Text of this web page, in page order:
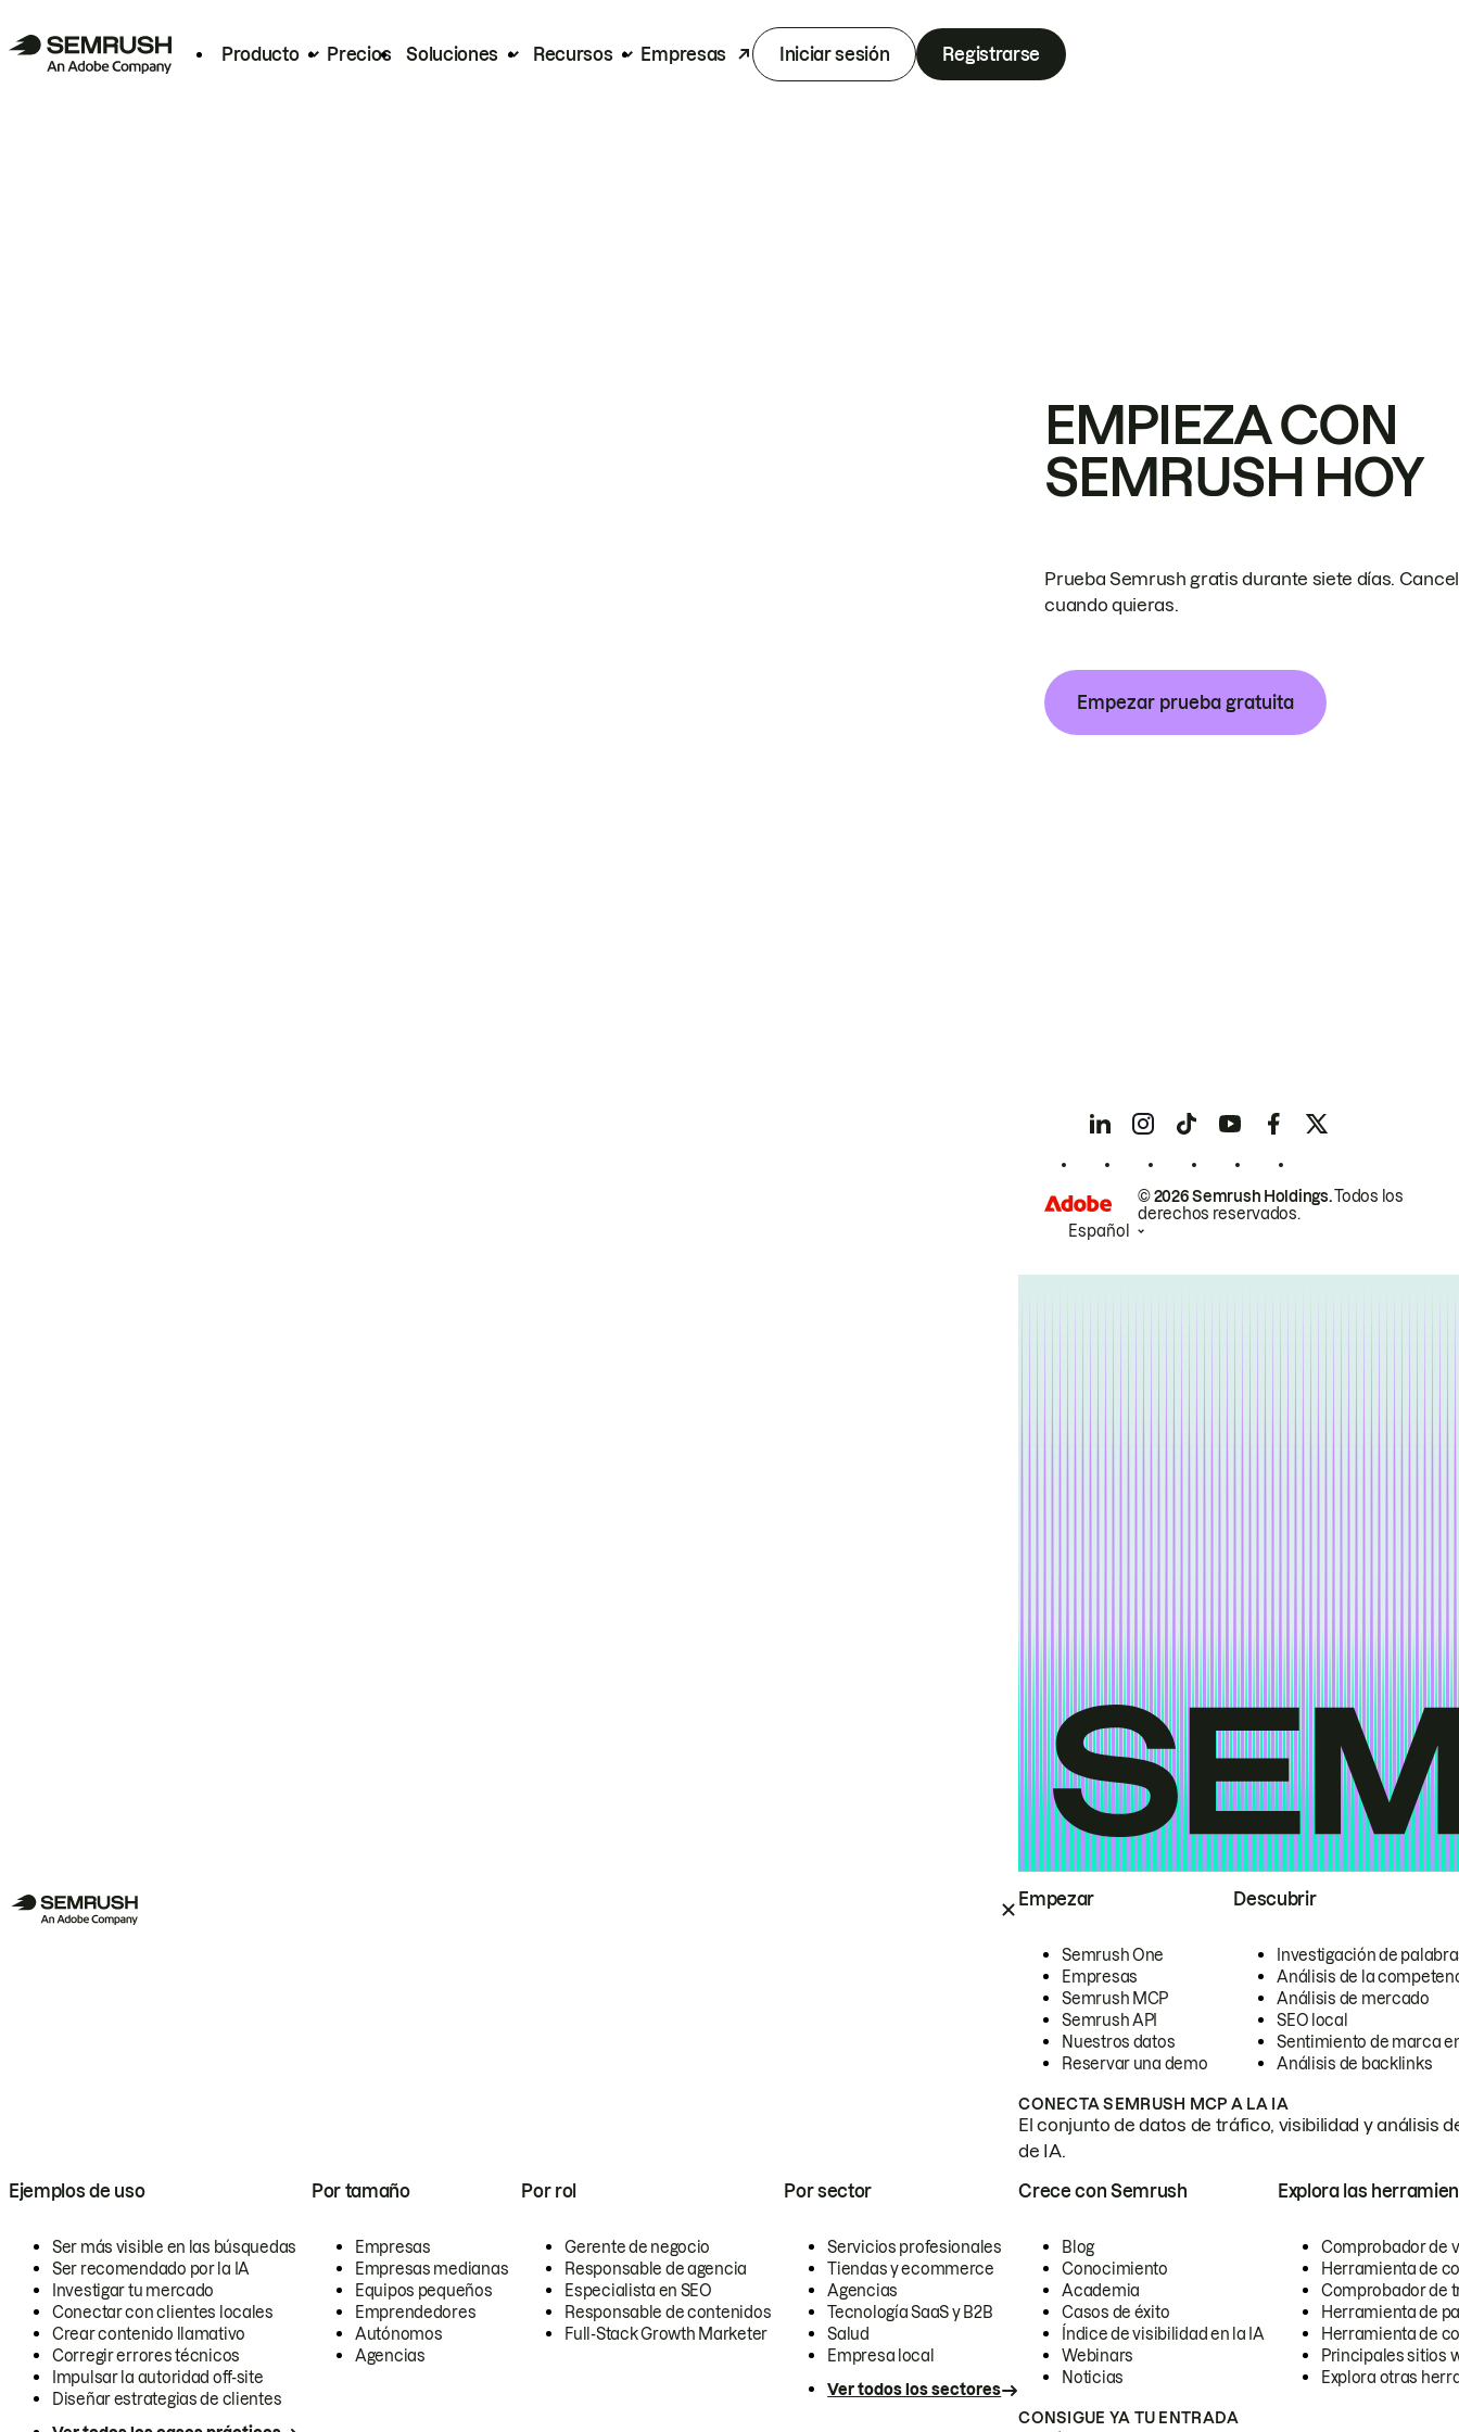
Producto Precios Soluciones Recursos Empresas Iniciar sesión Registrarse
Empezar
Semrush One
Empresas
Semrush MCP
Semrush API
Nuestros datos
Reservar una demo
Descubrir
Investigación de
Análisis de la
Análisis de mercado
SEO local
Sentimiento de marca
Análisis de backlinks
CONECTA SEMRUSH MCP A LA IA
El conjunto de datos de tráfico, visibilidad y análisis
de IA.
Ejemplos de uso
Ser más visible en las búsquedas
Ser recomendado por la IA
Investigar tu mercado
Conectar con clientes locales
Crear contenido llamativo
Corregir errores técnicos
Impulsar la autoridad off-site
Diseñar estrategias de clientes
Por tamaño
Empresas
Empresas medianas
Equipos pequeños
Emprendedores
Autónomos
Agencias
Por rol
Gerente de negocio
Responsable de agencia
Especialista en SEO
Responsable de contenidos
Full-Stack Growth Marketer
Por sector
Servicios profesionales
Tiendas y ecommerce
Agencias
Tecnología SaaS y B2B
Salud
Empresa local
Ver todos los sectores
Crece con Semrush
Blog
Conocimiento
Academia
Casos de éxito
Índice de visibilidad en la IA
Webinars
Noticias
Explora las
Comprobador de
Herramienta de
Comprobador de
Herramienta de
Herramienta de
Principales sitios
Explora otras
CONSIGUE YA TU ENTRADA
EMPIEZA CON
SEMRUSH HOY
Prueba Semrush gratis durante siete días.
cuando quieras.
Empezar prueba gratuita
© 2026 Semrush Holdings.Todos los
derechos reservados.
Español